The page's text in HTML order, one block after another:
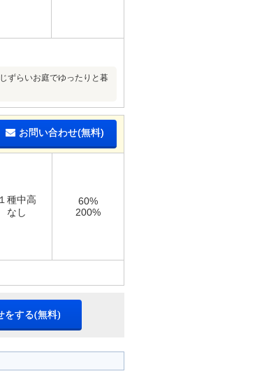
ずらいお庭でゆったりと暮
お問い合わせ(無料)
１種中高
なし
60%
200%
をする(無料)